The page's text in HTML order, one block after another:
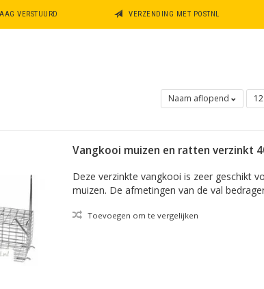
VERSTUURD VERZENDING MET POSTNL
Naam aflopend 12
Vangkooi muizen en ratten verzinkt
Deze verzinkte vangkooi is zeer geschikt
muizen. De afmetingen van de val
Toevoegen om te vergelijken